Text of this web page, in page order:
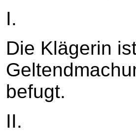
I.
Die Klägerin
befugt.
II.